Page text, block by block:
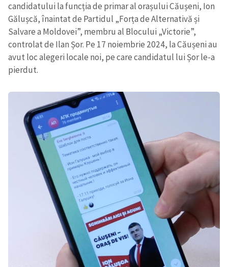
candidatului la funcția de primar al orașului Căușeni, Ion
Gălușcă, înaintat de Partidul „Forța de Alternativă și
Salvare a Moldovei”, membru al Blocului „Victorie”,
controlat de Ilan Șor. Pe 17 noiembrie 2024, la Căușeni au
avut loc alegeri locale noi, pe care candidatul lui Șor le-a
pierdut.